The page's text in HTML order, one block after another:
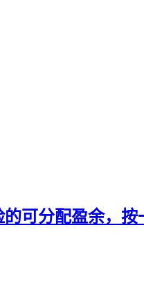
可分配盈余，